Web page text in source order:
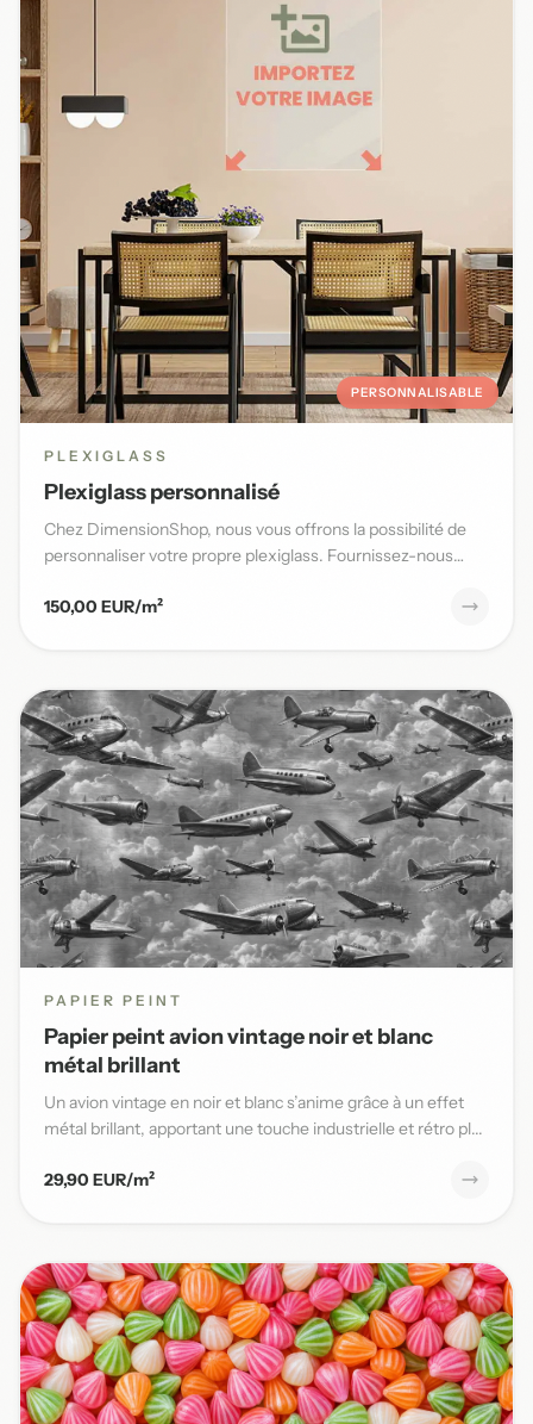
PERSONNALISABLE
PLEXIGLASS
Plexiglass personnalisé
Chez DimensionShop, nous vous offrons la possibilité de
personnaliser votre propre plexiglass. Fournissez-nous
150,00 EUR/m²
PAPIER PEINT
Papier peint avion vintage noir et blanc
métal brillant
Un avion vintage en noir et blanc s’anime grâce à un effet
métal brillant, apportant une touche industrielle et rétro pl...
29,90 EUR/m²